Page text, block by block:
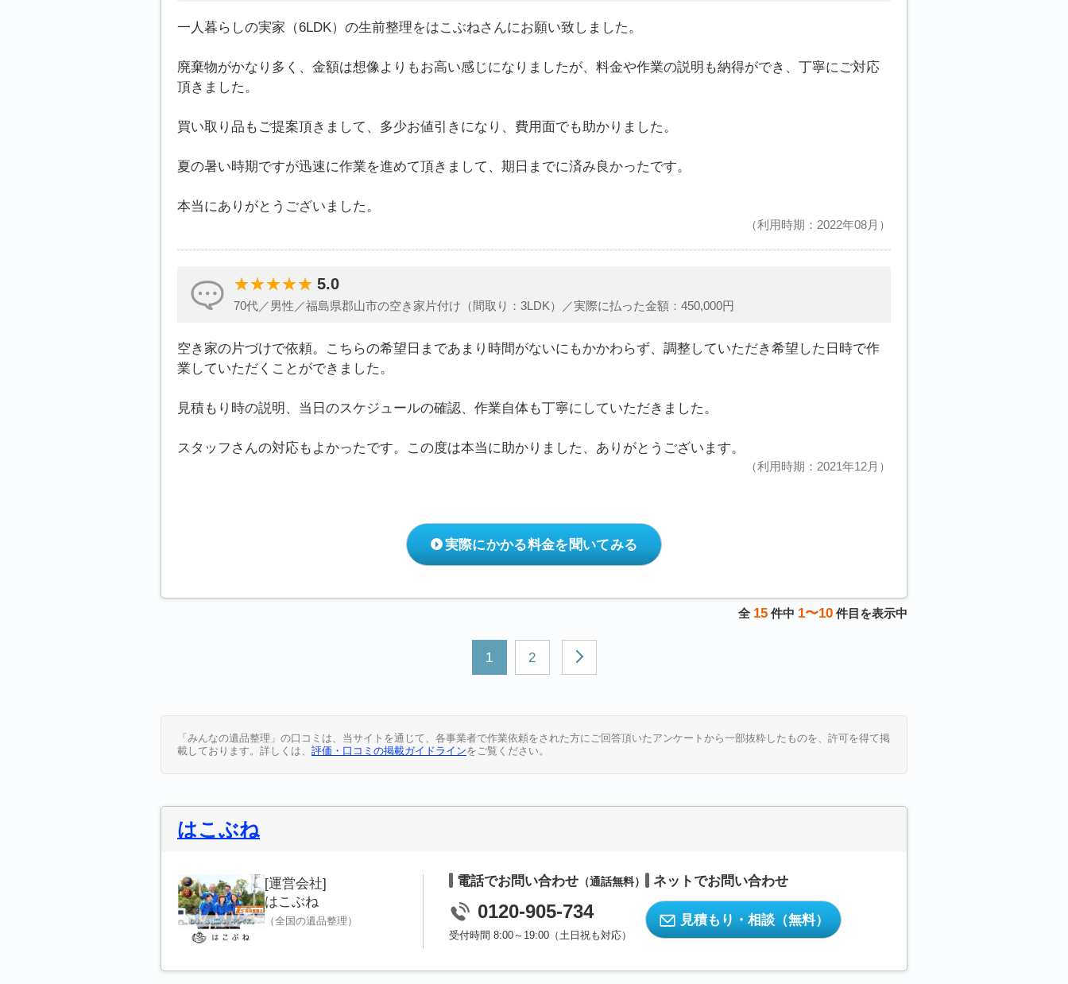
一人暮らしの実家（6LDK）の生前整理をはこぶねさんにお願い致しました。
廃棄物がかなり多く、金額は想像よりもお高い感じになりましたが、料金や作業の説明も納得ができ、丁寧にご対応
頂きました。
買い取り品もご提案頂きまして、多少お値引きになり、費用面でも助かりました。
夏の暑い時期ですが迅速に作業を進めて頂きまして、期日までに済み良かったです。
本当にありがとうございました。
利用時期：2022年08月
5.0
70代／男性／福島県郡山市の空き家片付け（間取り：3LDK）／実際に払った金額：450,000円
空き家の片づけで依頼。こちらの希望日まであまり時間がないにもかかわらず、調整していただき希望した日時で作
業していただくことができました。
見積もり時の説明、当日のスケジュールの確認、作業自体も丁寧にしていただきました。
スタッフさんの対応もよかったです。この度は本当に助かりました、ありがとうございます。
利用時期：2021年12月
実際にかかる料金を聞いてみる
全 15 件中 1〜10 件目を表示中
1 2
「みんなの遺品整理」の口コミは、当サイトを通じて、各事業者で作業依頼をされた方にご回答頂いたアンケートから一部抜粋したものを、許可を得て掲
載しております。詳しくは、 評価・口コミの掲載ガイドラインをご覧ください。
はこぶね
[運営会社]
はこぶね
（全国の遺品整理）
電話でお問い合わせ （通話無料）
0120-905-734
受付時間 8:00～19:00（土日祝も対応）
ネットでお問い合わせ
見積もり・相談 （無料）